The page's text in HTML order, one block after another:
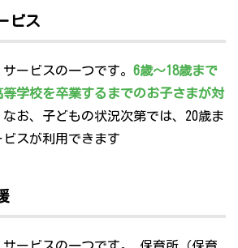
ビス
ービスの一つです。 6歳～18歳まで
学校を卒業するまでのお子さまが対
お、子どもの状況次第では、20歳ま
スが利用できます